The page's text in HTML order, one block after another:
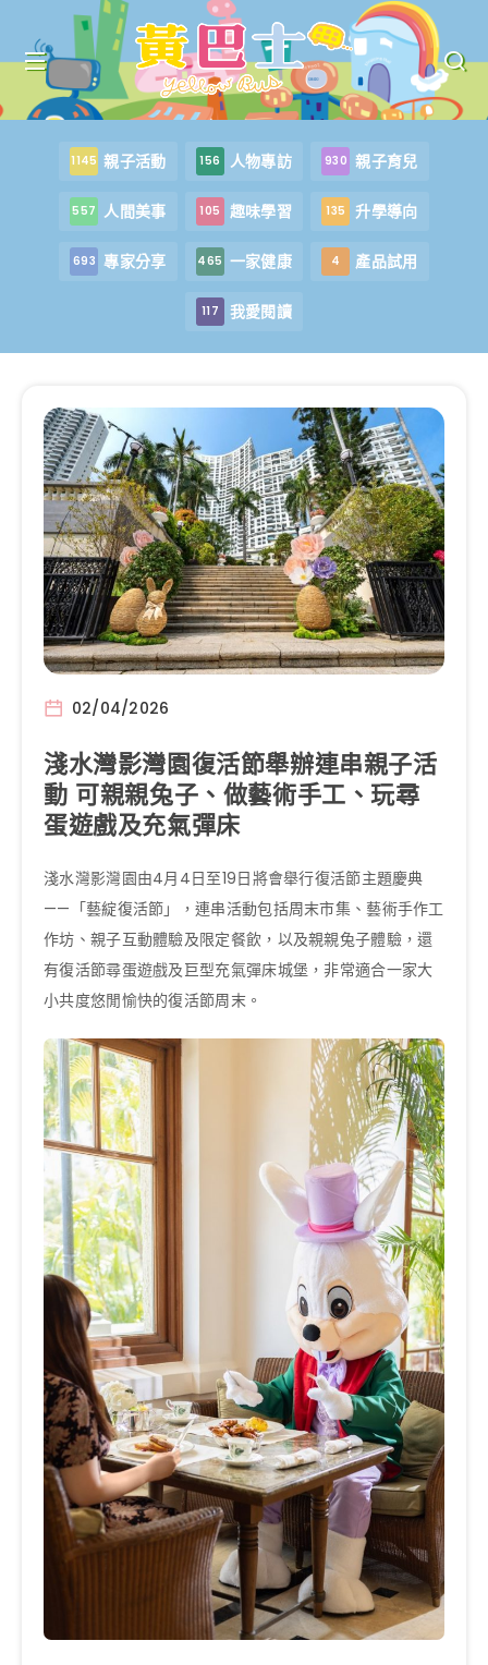
1145 親子活動 156 人物專訪 930 親子育兒
557 人間美事 105 趣味學習 135 升學導向
693 專家分享 465 一家健康 4 產品試用
117 我愛閱讀
02/04/2026
淺水灣影灣園復活節舉辦連串親子活
動 可親親兔子、做藝術手工、玩尋
蛋遊戲及充氣彈床
淺水灣影灣園由4月4日至19日將會舉行復活節主題慶典
——「藝綻復活節」，連串活動包括周末市集、藝術手作工
作坊、親子互動體驗及限定餐飲，以及親親兔子體驗，還
有復活節尋蛋遊戲及巨型充氣彈床城堡，非常適合一家大
小共度悠閒愉快的復活節周末。